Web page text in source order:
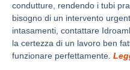
condutture, rendendo i tubi
bisogno di un intervento
intasamenti, contattare
la certezza di un lavoro ben
funzionare perfettamente.